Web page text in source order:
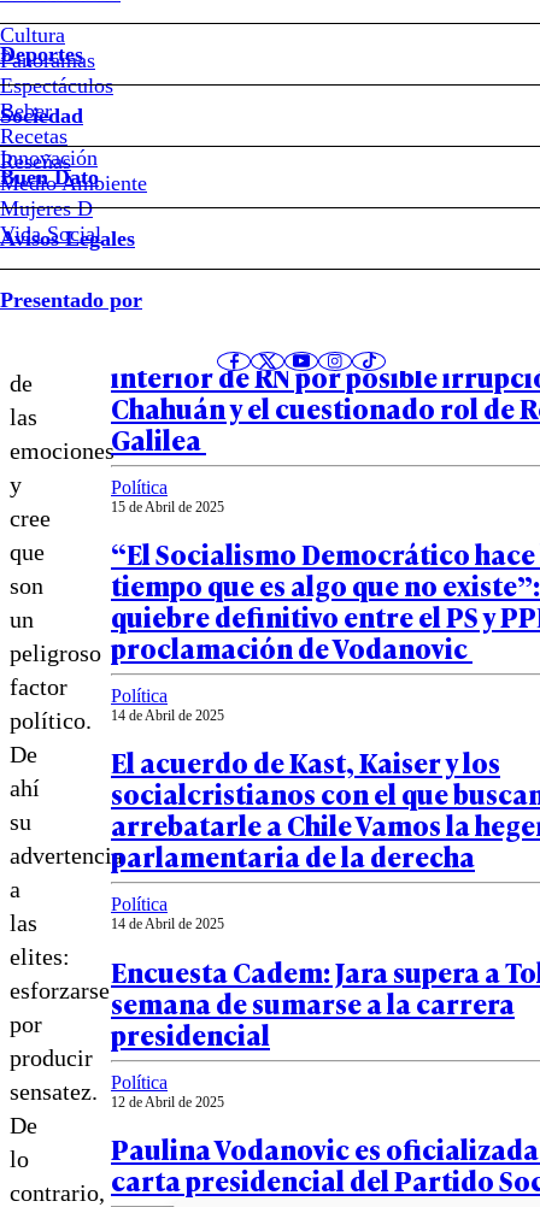
Cultura
Panoramas
Espectáculos
Beber
Recetas
Reseñas
Deportes
Sociedad
Innovación
Medio Ambiente
Mujeres D
Vida Social
Buen Dato
Avisos Legales
Presentado por
Lo
que
necesitamos,
según
Peña
de
las
emociones
y
cree
que
son
un
peligroso
factor
político.
De
ahí
su
advertencia
a
las
elites:
esforzarse
por
producir
sensatez.
De
lo
contrario,
Notas relacionadas
16 de Abril de 2025
Primarias en Chile Vamos: las
interior de RN por posible
Chahuán y el cuestionado rol de
Galilea
Política
15 de Abril de 2025
“El Socialismo Democrático
tiempo que es algo que no
quiebre definitivo entre el PS y
proclamación de Vodanovic
Política
14 de Abril de 2025
El acuerdo de Kast, Kaiser y los
socialcristianos con el que
arrebatarle a Chile Vamos la
parlamentaria de la derecha
Política
14 de Abril de 2025
Encuesta Cadem: Jara supera a
semana de sumarse a la carrera
presidencial
Política
12 de Abril de 2025
Paulina Vodanovic es
carta presidencial del Partido